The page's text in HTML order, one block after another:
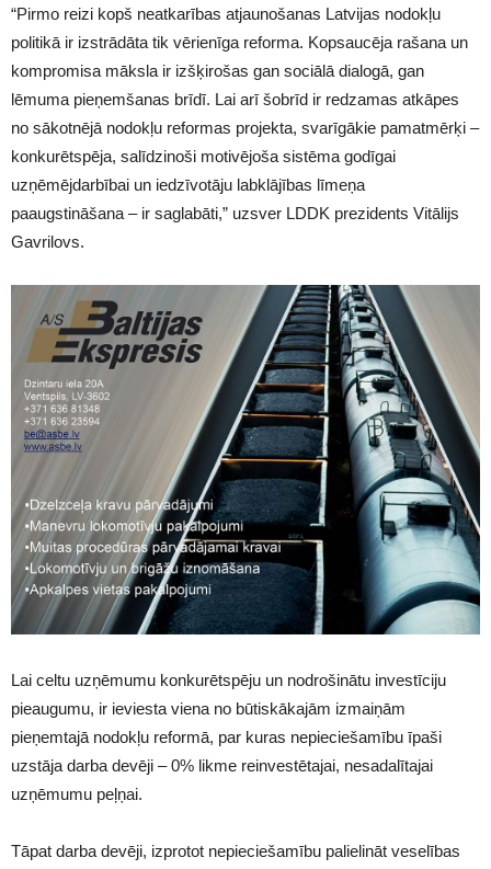
“Pirmo reizi kopš neatkarības atjaunošanas Latvijas nodokļu
politikā ir izstrādāta tik vērienīga reforma. Kopsaucēja rašana un
kompromisa māksla ir izšķirošas gan sociālā dialogā, gan
lēmuma pieņemšanas brīdī. Lai arī šobrīd ir redzamas atkāpes
no sākotnējā nodokļu reformas projekta, svarīgākie pamatmērķi –
konkurētspēja, salīdzinoši motivējoša sistēma godīgai
uzņēmējdarbībai un iedzīvotāju labklājības līmeņa
paaugstināšana – ir saglabāti,” uzsver LDDK prezidents Vitālijs
Gavrilovs.
Lai celtu uzņēmumu konkurētspēju un nodrošinātu investīciju
pieaugumu, ir ieviesta viena no būtiskākajām izmaiņām
pieņemtajā nodokļu reformā, par kuras nepieciešamību īpaši
uzstāja darba devēji – 0% likme reinvestētajai, nesadalītajai
uzņēmumu peļņai.
Tāpat darba devēji, izprotot nepieciešamību palielināt veselības